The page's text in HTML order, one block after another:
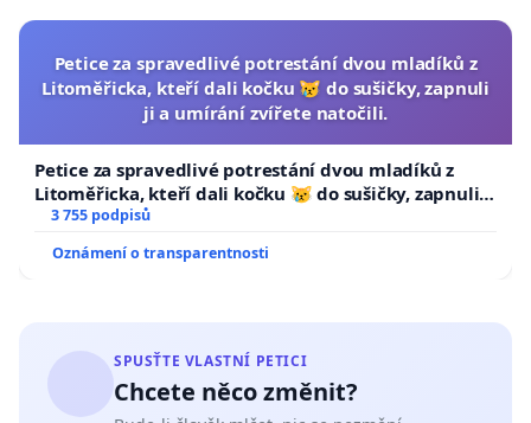
Petice za spravedlivé potrestání dvou mladíků z
Litoměřicka, kteří dali kočku 😿 do sušičky, zapnuli
ji a umírání zvířete natočili.
Petice za spravedlivé potrestání dvou mladíků z
Litoměřicka, kteří dali kočku 😿 do sušičky, zapnuli ji
a umírání zvířete natočili.
3 755 podpisů
Oznámení o transparentnosti
SPUSŤTE VLASTNÍ PETICI
Chcete něco změnit?